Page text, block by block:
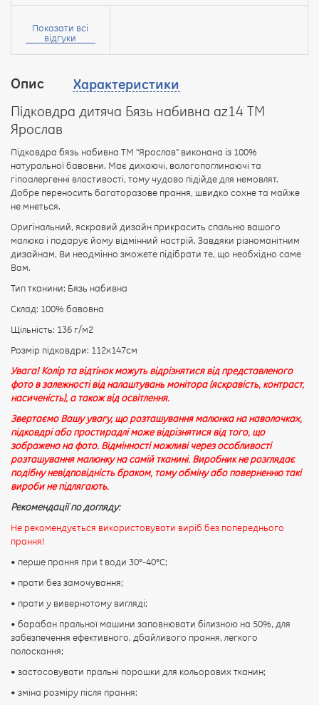
Опис
Характеристики
Підковдра дитяча Бязь набивна az14 ТМ
Ярослав
Підковдра бязь набивна ТМ "Ярослав" виконана із 100%
натуральної бавовни. Має дихаючі, вологопоглинаючі та
гіпоалергенні властивості, тому чудово підійде для немовлят.
Добре переносить багаторазове прання, швидко сохне та майже
не мнеться.
Оригінальний, яскравий дизайн прикрасить спальню вашого
малюка і подарує йому відмінний настрій. Завдяки різноманітним
дизайнам, Ви неодмінно зможете підібрати те, що необхідно саме
Вам.
Тип тканини: Бязь набивна
Склад: 100% бавовна
Щільність: 136 г/м2
Розмір підковдри: 112х147см
Увага! Колір та відтінок можуть відрізнятися від представленого
фото в залежності від налаштувань монітора (яскравість, контраст,
насиченість), а також від освітлення.
Звертаємо Вашу увагу, що розташування малюнка на наволочках,
підковдрі або простирадлі може відрізнятися від того, що
зображено на фото. Відмінності можливі через особливості
розташування малюнку на самій тканині. Виробник не розглядає
подібну невідповідність браком, тому обміну або поверненню такі
вироби не підлягають.
Рекомендації по догляду:
Не рекомендується використовувати виріб без попереднього
прання!
• перше прання при t води 30°-40°C;
• прати без замочування;
• прати у вивернотому вигляді;
• барабан пральної машини заповнювати білизною на 50%, для
забезпечення ефективного, дбайливого прання, легкого
полоскання;
• застосовувати пральні порошки для кольорових тканин;
• зміна розміру після прання:
Ваше
Ваш
Рейтинг:
ПРОДОВЖИТИ
Показати всі
відгуки